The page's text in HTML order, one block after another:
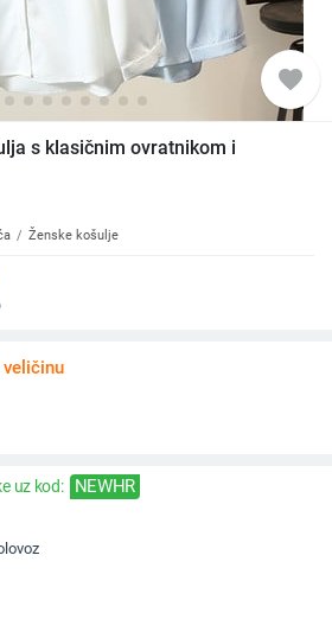
favorite
s klasičnim ovratnikom i
Ženske košulje
uz kod: NEWHR